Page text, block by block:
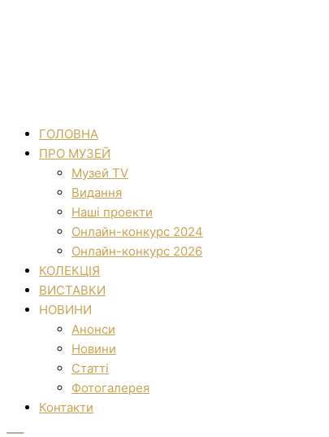
ГОЛОВНА
ПРО МУЗЕЙ
Музей TV
Видання
Наші проекти
Онлайн-конкурс 2024
Онлайн-конкурс 2026
КОЛЕКЦІЯ
ВИСТАВКИ
НОВИНИ
Анонси
Новини
Статті
Фотогалерея
Контакти